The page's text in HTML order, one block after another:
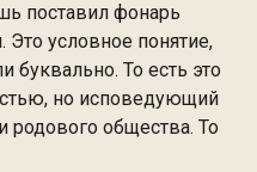
поставил фонарь
условное понятие,
буквально. То есть это
но исповедующий
общества. То